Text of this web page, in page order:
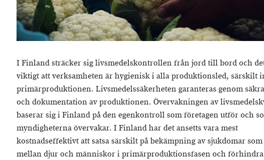
I Finland sträcker sig livsmedelskontrollen från jord till bord och
viktigt att verksamheten är hygienisk i alla produktionsled, särskilt
primärproduktionen. Livsmedelssäkerheten garanteras genom
och dokumentation av produktionen. Övervakningen av
baserar sig i Finland på den egenkontroll som företagen utför och
myndigheterna övervakar. I Finland har det ansetts vara mest
kostnadseffektivt att satsa särskilt på bekämpning av sjukdomar
mellan djur och människor i primärproduktionsfasen och förhindra